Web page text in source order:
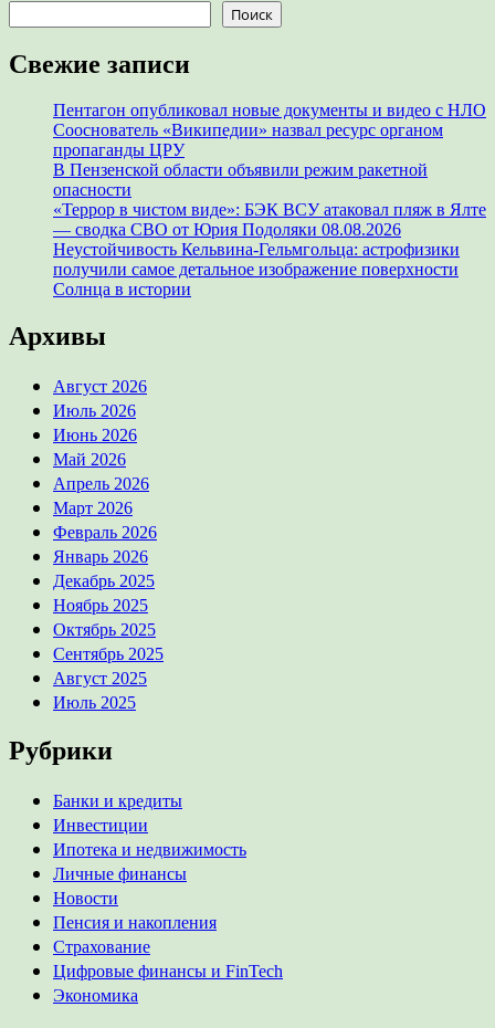
Поиск
Свежие записи
Пентагон опубликовал новые документы и видео с НЛО
Сооснователь «Википедии» назвал ресурс органом
пропаганды ЦРУ
В Пензенской области объявили режим ракетной
опасности
«Террор в чистом виде»: БЭК ВСУ атаковал пляж в Ялте
— сводка СВО от Юрия Подоляки 08.08.2026
Неустойчивость Кельвина-Гельмгольца: астрофизики
получили самое детальное изображение поверхности
Солнца в истории
Архивы
Август 2026
Июль 2026
Июнь 2026
Май 2026
Апрель 2026
Март 2026
Февраль 2026
Январь 2026
Декабрь 2025
Ноябрь 2025
Октябрь 2025
Сентябрь 2025
Август 2025
Июль 2025
Рубрики
Банки и кредиты
Инвестиции
Ипотека и недвижимость
Личные финансы
Новости
Пенсия и накопления
Страхование
Цифровые финансы и FinTech
Экономика